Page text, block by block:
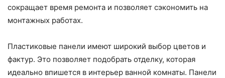
сокращает время ремонта и позволяет сэкономить на
монтажных работах.
Пластиковые панели имеют широкий выбор цветов и
фактур. Это позволяет подобрать отделку, которая
идеально впишется в интерьер ванной комнаты. Панели